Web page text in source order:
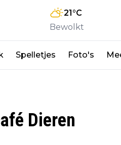
21°C
Bewolkt
Spelletjes Foto's
Dieren